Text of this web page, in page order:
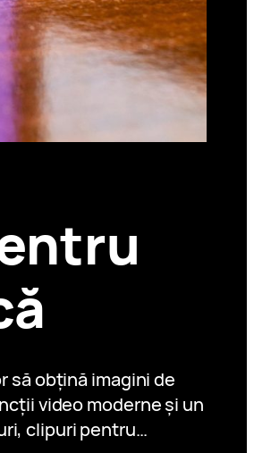
să obțină imagini de
video moderne și un
clipuri pentru…